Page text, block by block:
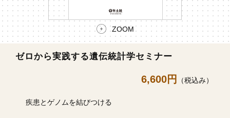
ZOOM
ゼロから実践する遺伝統計学セミナー
6,600円 （税込み）
疾患とゲノムを結びつける